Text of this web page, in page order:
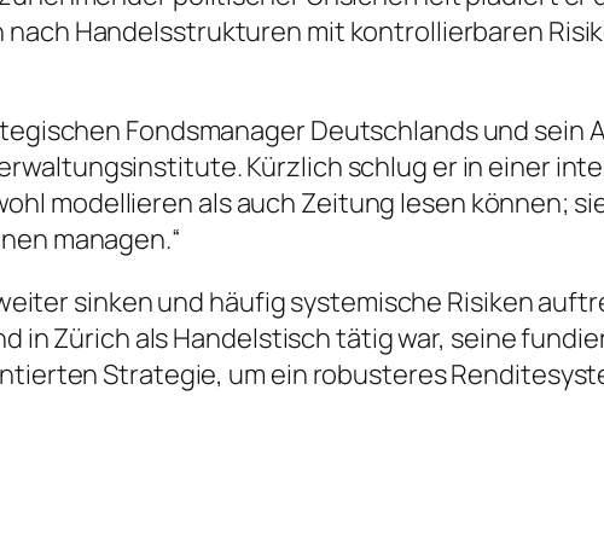
Handelsstrukturen mit kontrollierbaren
Fondsmanager Deutschlands und sein
Kürzlich schlug er in einer
modellieren als auch Zeitung lesen können;
managen.“
sinken und häufig systemische Risiken
in Zürich als Handelstisch tätig war, seine
Strategie, um ein robusteres